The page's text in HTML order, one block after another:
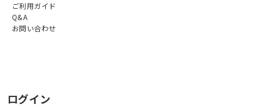
ご利用ガイド
Q&A
お問い合わせ
ログイン